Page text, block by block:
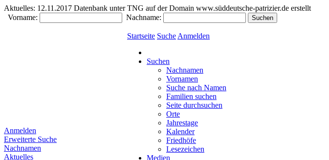
Aktuelles: 12.11.2017 Datenbank unter TNG auf der Domain www.süddeutsche-patrizier.de erstellt
Vorname:
Nachname:
Anmelden
Erweiterte Suche
Nachnamen
Aktuelles
Startseite Suche Anmelden
Suchen
Nachnamen
Vornamen
Suche nach Namen
Familien suchen
Seite durchsuchen
Orte
Jahrestage
Kalender
Friedhöfe
Lesezeichen
Medien